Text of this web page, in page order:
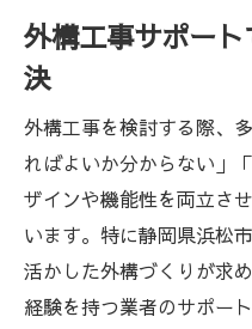
理想の住まいへ導く
理想の住まいを
案
外構工事サポー
外構工事サポー
決
外構工事を検討する際、
ればよいか分からない」
ザインや機能性を両立さ
います。特に静岡県浜松
活かした外構づくりが求
経験を持つ業者のサポー